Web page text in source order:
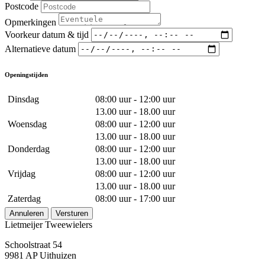
Postcode
Opmerkingen
Voorkeur datum & tijd
Alternatieve datum
Openingstijden
Dinsdag
08:00 uur - 12:00 uur
13.00 uur - 18.00 uur
Woensdag
08:00 uur - 12:00 uur
13.00 uur - 18.00 uur
Donderdag
08:00 uur - 12:00 uur
13.00 uur - 18.00 uur
Vrijdag
08:00 uur - 12:00 uur
13.00 uur - 18.00 uur
Zaterdag
08:00 uur - 17:00 uur
Annuleren Versturen
Lietmeijer Tweewielers
Schoolstraat 54
9981 AP Uithuizen